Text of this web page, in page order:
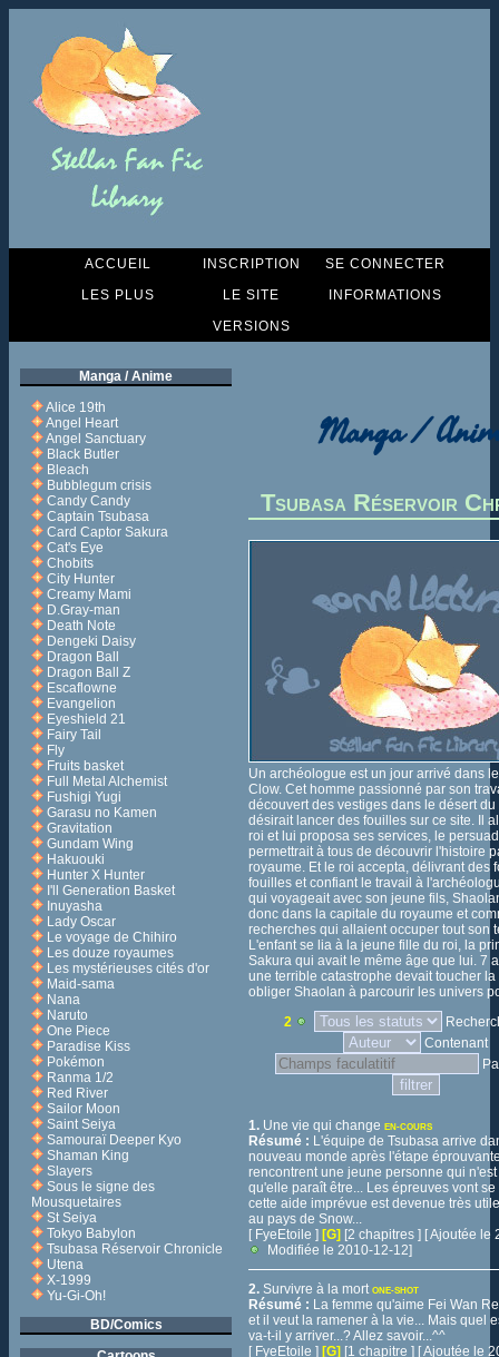
ACCUEIL INSCRIPTION
SE CONNECTER
LES PLUS
LE SITE
INFORMATIONS
VERSIONS
Manga / Anime
Alice 19th
Angel Heart
Angel Sanctuary
Black Butler
Bleach
Bubblegum crisis
Candy Candy
Captain Tsubasa
Card Captor Sakura
Cat's Eye
Chobits
City Hunter
Creamy Mami
D.Gray-man
Death Note
Dengeki Daisy
Dragon Ball
Dragon Ball Z
Escaflowne
Evangelion
Eyeshield 21
Fairy Tail
Fly
Fruits basket
Full Metal Alchemist
Fushigi Yugi
Garasu no Kamen
Gravitation
Gundam Wing
Hakuouki
Hunter X Hunter
I'll Generation Basket
Inuyasha
Lady Oscar
Le voyage de Chihiro
Les douze royaumes
Les mystérieuses cités d'or
Maid-sama
Nana
Naruto
One Piece
Paradise Kiss
Pokémon
Ranma 1/2
Red River
Sailor Moon
Saint Seiya
Samouraï Deeper Kyo
Shaman King
Slayers
Sous le signe des
Mousquetaires
St Seiya
Tokyo Babylon
Tsubasa Réservoir Chronicle
Utena
X-1999
Yu-Gi-Oh!
BD/Comics
Manga /
Tsubasa Réservoir
Un archéologue est un jour arrivé dans
Clow. Cet homme passionné par son
découvert des vestiges dans le désert
désirait lancer des fouilles sur ce site. Il
roi et lui proposa ses services, le
permettrait à tous de découvrir l'histoire
royaume. Et le roi accepta, délivrant des
fouilles et confiant le travail à
qui voyageait avec son jeune fils,
donc dans la capitale du royaume et
recherches qui allaient occuper tout son
L'enfant se lia à la jeune fille du roi, la
Sakura qui avait le même âge que lui. 7
une terrible catastrophe devait toucher
obliger Shaolan à parcourir les univers
2
Contenant
1. Une vie qui change EN-COURS
Résumé : L'équipe de Tsubasa arrive
nouveau monde après l'étape
rencontrent une jeune personne qui
qu'elle paraît être... Les épreuves vont
cette aide imprévue est devenue très
au pays de Snow...
[ FyeEtoile ] [G] [2 chapitres ] [ Ajoutée le
Modifiée le 2010-12-12]
2. Survivre à la mort ONE-SHOT
Résumé : La femme qu'aime Fei Wan
et il veut la ramener à la vie... Mais quel
va-t-il y arriver...? Allez savoir...^^
[ FyeEtoile ] [G] [1 chapitre ] [ Ajoutée le